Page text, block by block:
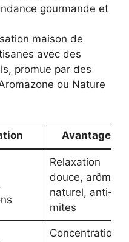
gourmande et
maison de
avec des
promue par des
ou Nature
Avantages
Relaxation
douce, arôme
naturel, anti-
mites
Concentration